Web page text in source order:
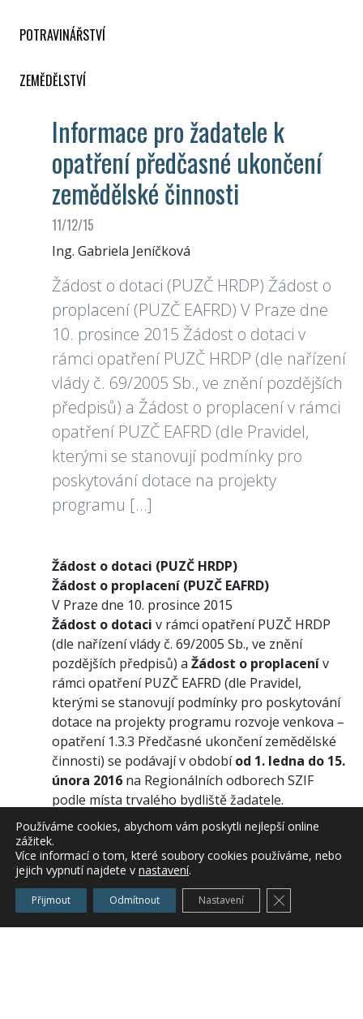
POTRAVINÁŘSTVÍ
ZEMĚDĚLSTVÍ
Informace pro žadatele k
opatření předčasné ukončení
zemědělské činnosti
11/12/15
Ing. Gabriela Jeníčková
Žádost o dotaci (PUZČ HRDP) Žádost o
proplacení (PUZČ EAFRD) V Praze dne
10. prosince 2015 Žádost o dotaci v
rámci opatření PUZČ HRDP (dle nařízení
vlády č. 69/2005 Sb., ve znění pozdějších
předpisů) a Žádost o proplacení v rámci
opatření PUZČ EAFRD (dle Pravidel,
kterými se stanovují podmínky pro
poskytování dotace na projekty
programu […]
Žádost o dotaci (PUZČ HRDP)
Žádost o proplacení (PUZČ EAFRD)
V Praze dne 10. prosince 2015
Žádost o dotaci v rámci opatření PUZČ HRDP
(dle nařízení vlády č. 69/2005 Sb., ve znění
pozdějších předpisů) a Žádost o proplacenív
rámci opatření PUZČ EAFRD (dle Pravidel,
kterými se stanovují podmínky pro poskytování
dotace na projekty programu rozvoje venkova –
opatření 1.3.3 Předčasné ukončení zemědělské
činnosti) se podávají v obdobíod 1. ledna do 15.
února 2016 na Regionálních odborech SZIF
podle místa trvalého bydliště žadatele.
Žádost je podávána na formuláři vydaném
Státním zemědělským intervenčním fondem (dále
jen „SZIF“), který je dostupný na všech
Regionálních pracovištích SZIF nebo ke stažení
na internetových stránkách www.szif.cz a to:
–Žádost o dotaci(PUZČ HRDP) v sekci Další
Používáme cookies, abychom vám poskytli nejlepší online
zážitek.
Více informací o tom, které soubory cookies používáme, nebo
jejich vypnutí najdete v nastavení.
Přijmout Odmítnout Nastavení Zavřít cookie